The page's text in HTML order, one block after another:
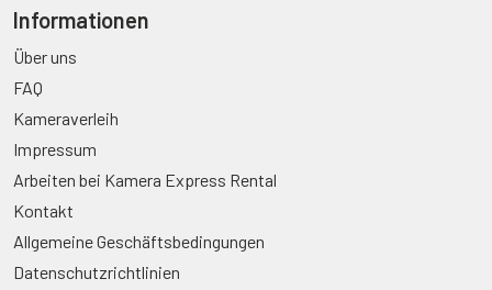
Informationen
Über uns
FAQ
Kameraverleih
Impressum
Arbeiten bei Kamera Express Rental
Kontakt
Allgemeine Geschäftsbedingungen
Datenschutzrichtlinien